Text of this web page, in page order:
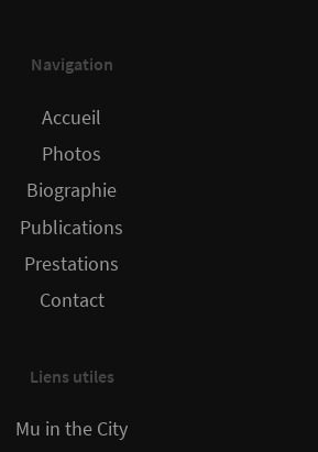
Navigation
Accueil
Photos
Biographie
Publications
Prestations
Contact
Liens utiles
Mu in the City